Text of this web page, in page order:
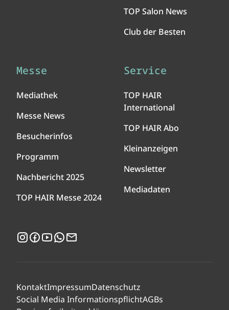
TOP Salon News
Club der Besten
Messe
Mediathek
Messe News
Besucherinfos
Programm
Nachbericht 2025
TOP HAIR Messe 2024
Service
TOP HAIR
International
TOP HAIR Abo
Kleinanzeigen
Newsletter
Mediadaten
Instagram
Facebook
YouTubeWhatsApp
KontaktImpressumDatenschutz
Social Media InformationspflichtAGBs